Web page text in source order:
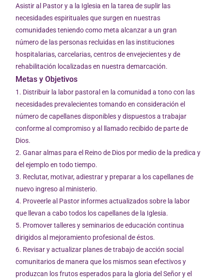
Asistir al Pastor y a la Iglesia en la tarea de suplir las
necesidades espirituales que surgen en nuestras
comunidades teniendo como meta alcanzar a un gran
número de las personas recluidas en las instituciones
hospitalarias, carcelarias, centros de envejecientes y de
rehabilitación localizadas en nuestra demarcación.
Metas y Objetivos
1. Distribuir la labor pastoral en la comunidad a tono con las
necesidades prevalecientes tomando en consideración el
número de capellanes disponibles y dispuestos a trabajar
conforme al compromiso y al llamado recibido de parte de
Dios.
2. Ganar almas para el Reino de Dios por medio de la predica y
del ejemplo en todo tiempo.
3. Reclutar, motivar, adiestrar y preparar a los capellanes de
nuevo ingreso al ministerio.
4. Proveerle al Pastor informes actualizados sobre la labor
que llevan a cabo todos los capellanes de la Iglesia.
5. Promover talleres y seminarios de educación continua
dirigidos al mejoramiento profesional de éstos.
6. Revisar y actualizar planes de trabajo de acción social
comunitarios de manera que los mismos sean efectivos y
produzcan los frutos esperados para la gloria del Señor y el